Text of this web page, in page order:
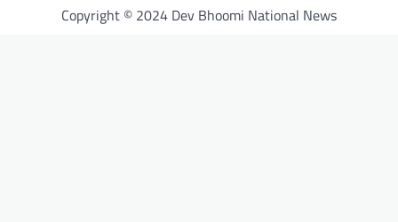
Copyright © 2024 Dev Bhoomi National News